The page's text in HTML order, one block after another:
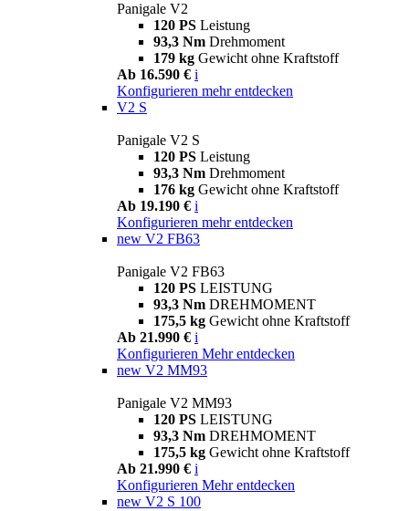
Panigale V2
120 PS Leistung
93,3 Nm Drehmoment
179 kg Gewicht ohne Kraftstoff
Ab 16.590 € i
Konfigurieren mehr entdecken
V2 S
Panigale V2 S
120 PS Leistung
93,3 Nm Drehmoment
176 kg Gewicht ohne Kraftstoff
Ab 19.190 € i
Konfigurieren mehr entdecken
new V2 FB63
Panigale V2 FB63
120 PS LEISTUNG
93,3 Nm DREHMOMENT
175,5 kg Gewicht ohne Kraftstoff
Ab 21.990 € i
Konfigurieren Mehr entdecken
new V2 MM93
Panigale V2 MM93
120 PS LEISTUNG
93,3 Nm DREHMOMENT
175,5 kg Gewicht ohne Kraftstoff
Ab 21.990 € i
Konfigurieren Mehr entdecken
new V2 S 100